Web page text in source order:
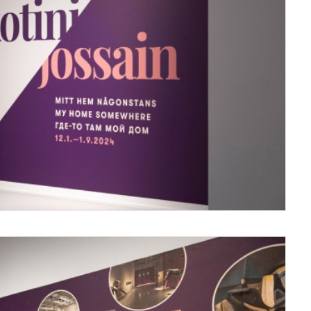
Vantaa Art Museum